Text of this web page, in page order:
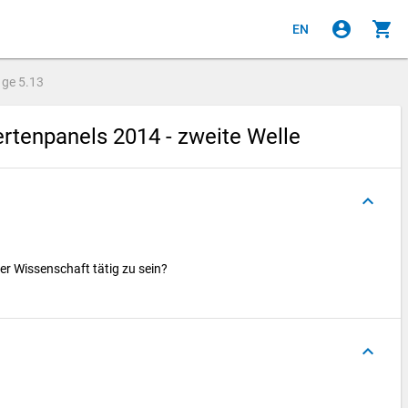
EN account_circle shopping_cart
5.13
2014 - zweite Welle
keyboard_arrow_up
Wissenschaft tätig zu sein?
keyboard_arrow_up